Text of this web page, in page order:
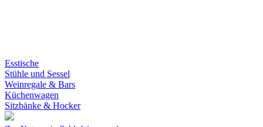
Esstische
Stühle und Sessel
Weinregale & Bars
Küchenwagen
Sitzbänke & Hocker